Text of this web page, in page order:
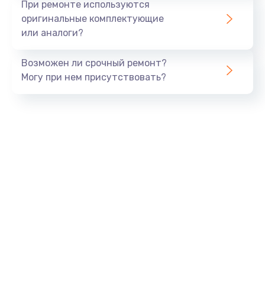
При ремонте используются
оригинальные комплектующие
или аналоги?
Возможен ли срочный ремонт?
Могу при нем присутствовать?